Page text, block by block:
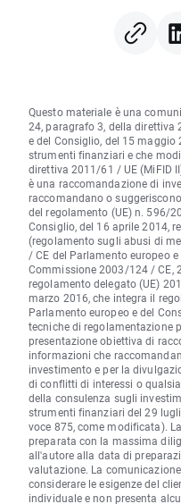
Questo materiale è una
24, paragrafo 3, della direttiva
e del Consiglio, del 15
strumenti finanziari e che
direttiva 2011/61 / UE (MiFID
è una raccomandazione di
raccomandano o
del regolamento (UE) n. 596/
Consiglio, del 16 aprile 2014,
(regolamento sugli abusi di
/ CE del Parlamento europeo
Commissione 2003/124 / CE,
regolamento delegato (UE)
marzo 2016, che integra il
Parlamento europeo e del
tecniche di regolamentazione
presentazione obiettiva di
informazioni che
investimento e per la
di conflitti di interessi o
della consulenza sugli
strumenti finanziari del 29
voce 875, come modificata).
preparata con la massima
all'autore alla data di
valutazione. La
considerare le esigenze del
individuale e non presenta